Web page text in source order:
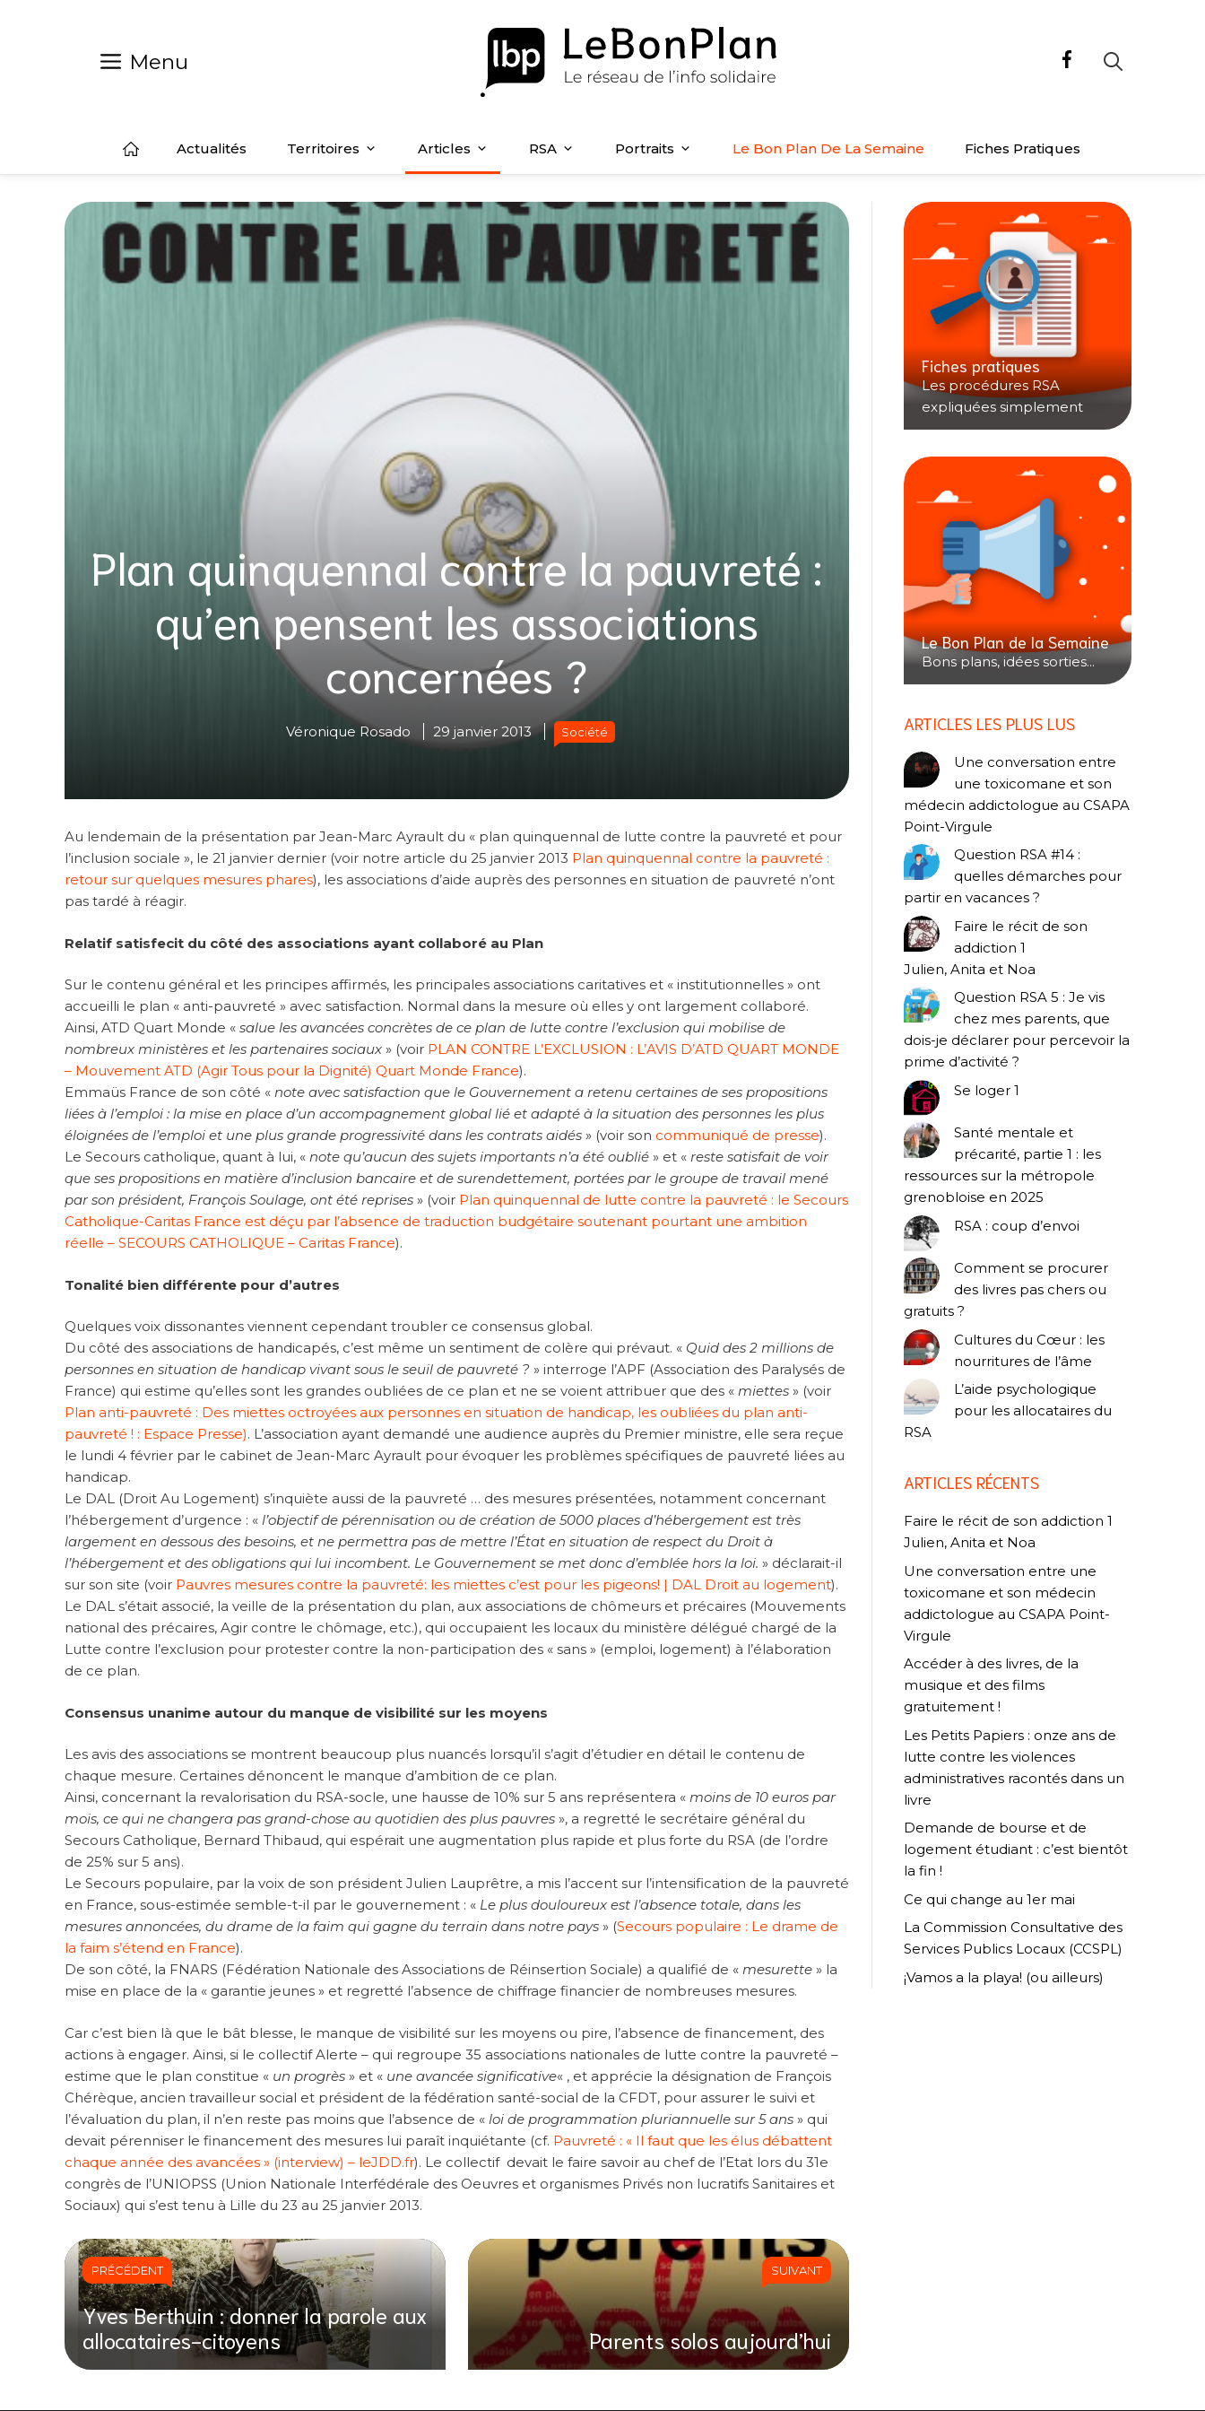
Menu
Actualités Territoires Articles RSA Portraits Le Bon Plan De La Semaine Fiches Pratiques
Plan quinquennal contre la pauvreté :
qu’en pensent les associations
concernées ?
Véronique Rosado 29 janvier 2013 Société
Au lendemain de la présentation par Jean-Marc Ayrault du « plan quinquennal de lutte contre la pauvreté et pour
l’inclusion sociale », le 21 janvier dernier (voir notre article du 25 janvier 2013 Plan quinquennal contre la pauvreté :
retour sur quelques mesures phares), les associations d’aide auprès des personnes en situation de pauvreté n’ont
pas tardé à réagir.
Relatif satisfecit du côté des associations ayant collaboré au Plan
Sur le contenu général et les principes affirmés, les principales associations caritatives et « institutionnelles » ont
accueilli le plan « anti-pauvreté » avec satisfaction. Normal dans la mesure où elles y ont largement collaboré.
Ainsi, ATD Quart Monde « salue les avancées concrètes de ce plan de lutte contre l’exclusion qui mobilise de
nombreux ministères et les partenaires sociaux » (voir PLAN CONTRE L’EXCLUSION : L’AVIS D’ATD QUART MONDE
– Mouvement ATD (Agir Tous pour la Dignité) Quart Monde France).
Emmaüs France de son côté « note avec satisfaction que le Gouvernement a retenu certaines de ses propositions
liées à l’emploi : la mise en place d’un accompagnement global lié et adapté à la situation des personnes les plus
éloignées de l’emploi et une plus grande progressivité dans les contrats aidés » (voir son communiqué de presse).
Le Secours catholique, quant à lui, « note qu’aucun des sujets importants n’a été oublié » et « reste satisfait de voir
que ses propositions en matière d’inclusion bancaire et de surendettement, portées par le groupe de travail mené
par son président, François Soulage, ont été reprises » (voir Plan quinquennal de lutte contre la pauvreté : le Secours
Catholique-Caritas France est déçu par l’absence de traduction budgétaire soutenant pourtant une ambition
réelle – SECOURS CATHOLIQUE – Caritas France).
Tonalité bien différente pour d’autres
Quelques voix dissonantes viennent cependant troubler ce consensus global.
Du côté des associations de handicapés, c’est même un sentiment de colère qui prévaut. « Quid des 2 millions de
personnes en situation de handicap vivant sous le seuil de pauvreté ? » interroge l’APF (Association des Paralysés de
France) qui estime qu’elles sont les grandes oubliées de ce plan et ne se voient attribuer que des « miettes » (voir
Plan anti-pauvreté : Des miettes octroyées aux personnes en situation de handicap, les oubliées du plan anti-
pauvreté ! : Espace Presse). L’association ayant demandé une audience auprès du Premier ministre, elle sera reçue
le lundi 4 février par le cabinet de Jean-Marc Ayrault pour évoquer les problèmes spécifiques de pauvreté liées au
handicap.
Le DAL (Droit Au Logement) s’inquiète aussi de la pauvreté … des mesures présentées, notamment concernant
l’hébergement d’urgence : « l’objectif de pérennisation ou de création de 5000 places d’hébergement est très
largement en dessous des besoins, et ne permettra pas de mettre l’État en situation de respect du Droit à
l’hébergement et des obligations qui lui incombent. Le Gouvernement se met donc d’emblée hors la loi. » déclarait-il
sur son site (voir Pauvres mesures contre la pauvreté: les miettes c’est pour les pigeons! | DAL Droit au logement).
Le DAL s’était associé, la veille de la présentation du plan, aux associations de chômeurs et précaires (Mouvements
national des précaires, Agir contre le chômage, etc.), qui occupaient les locaux du ministère délégué chargé de la
Lutte contre l’exclusion pour protester contre la non-participation des « sans » (emploi, logement) à l’élaboration
de ce plan.
Consensus unanime autour du manque de visibilité sur les moyens
Les avis des associations se montrent beaucoup plus nuancés lorsqu’il s’agit d’étudier en détail le contenu de
chaque mesure. Certaines dénoncent le manque d’ambition de ce plan.
Ainsi, concernant la revalorisation du RSA-socle, une hausse de 10% sur 5 ans représentera « moins de 10 euros par
mois, ce qui ne changera pas grand-chose au quotidien des plus pauvres », a regretté le secrétaire général du
Secours Catholique, Bernard Thibaud, qui espérait une augmentation plus rapide et plus forte du RSA (de l’ordre
de 25% sur 5 ans).
Le Secours populaire, par la voix de son président Julien Lauprêtre, a mis l’accent sur l’intensification de la pauvreté
en France, sous-estimée semble-t-il par le gouvernement : « Le plus douloureux est l’absence totale, dans les
mesures annoncées, du drame de la faim qui gagne du terrain dans notre pays » (Secours populaire : Le drame de
la faim s’étend en France).
De son côté, la FNARS (Fédération Nationale des Associations de Réinsertion Sociale) a qualifié de « mesurette » la
mise en place de la « garantie jeunes » et regretté l’absence de chiffrage financier de nombreuses mesures.
Car c’est bien là que le bât blesse, le manque de visibilité sur les moyens ou pire, l’absence de financement, des
actions à engager. Ainsi, si le collectif Alerte – qui regroupe 35 associations nationales de lutte contre la pauvreté –
estime que le plan constitue « un progrès » et « une avancée significative« , et apprécie la désignation de François
Chérèque, ancien travailleur social et président de la fédération santé-social de la CFDT, pour assurer le suivi et
l’évaluation du plan, il n’en reste pas moins que l’absence de « loi de programmation pluriannuelle sur 5 ans » qui
devait pérenniser le financement des mesures lui paraît inquiétante (cf. Pauvreté : « Il faut que les élus débattent
chaque année des avancées » (interview) – leJDD.fr). Le collectif devait le faire savoir au chef de l’Etat lors du 31e
congrès de l’UNIOPSS (Union Nationale Interfédérale des Oeuvres et organismes Privés non lucratifs Sanitaires et
Sociaux) qui s’est tenu à Lille du 23 au 25 janvier 2013.
PRÉCÉDENT
Yves Berthuin : donner la parole aux
allocataires-citoyens
SUIVANT
Parents solos aujourd’hui
Fiches pratiques
Les procédures RSA
expliquées simplement
Le Bon Plan de la Semaine
Bons plans, idées sorties...
ARTICLES LES PLUS LUS
Une conversation entre
une toxicomane et son
médecin addictologue au CSAPA
Point-Virgule
Question RSA #14 :
quelles démarches pour
partir en vacances ?
Faire le récit de son
addiction 1
Julien, Anita et Noa
Question RSA 5 : Je vis
chez mes parents, que
dois-je déclarer pour percevoir la
prime d’activité ?
Se loger 1
Santé mentale et
précarité, partie 1 : les
ressources sur la métropole
grenobloise en 2025
RSA : coup d’envoi
Comment se procurer
des livres pas chers ou
gratuits ?
Cultures du Cœur : les
nourritures de l’âme
L’aide psychologique
pour les allocataires du
RSA
ARTICLES RÉCENTS
Faire le récit de son addiction 1
Julien, Anita et Noa
Une conversation entre une
toxicomane et son médecin
addictologue au CSAPA Point-
Virgule
Accéder à des livres, de la
musique et des films
gratuitement !
Les Petits Papiers : onze ans de
lutte contre les violences
administratives racontés dans un
livre
Demande de bourse et de
logement étudiant : c’est bientôt
la fin !
Ce qui change au 1er mai
La Commission Consultative des
Services Publics Locaux (CCSPL)
¡Vamos a la playa! (ou ailleurs)